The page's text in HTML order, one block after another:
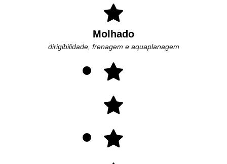
Molhado
dirigibilidade, frenagem e aquaplanagem